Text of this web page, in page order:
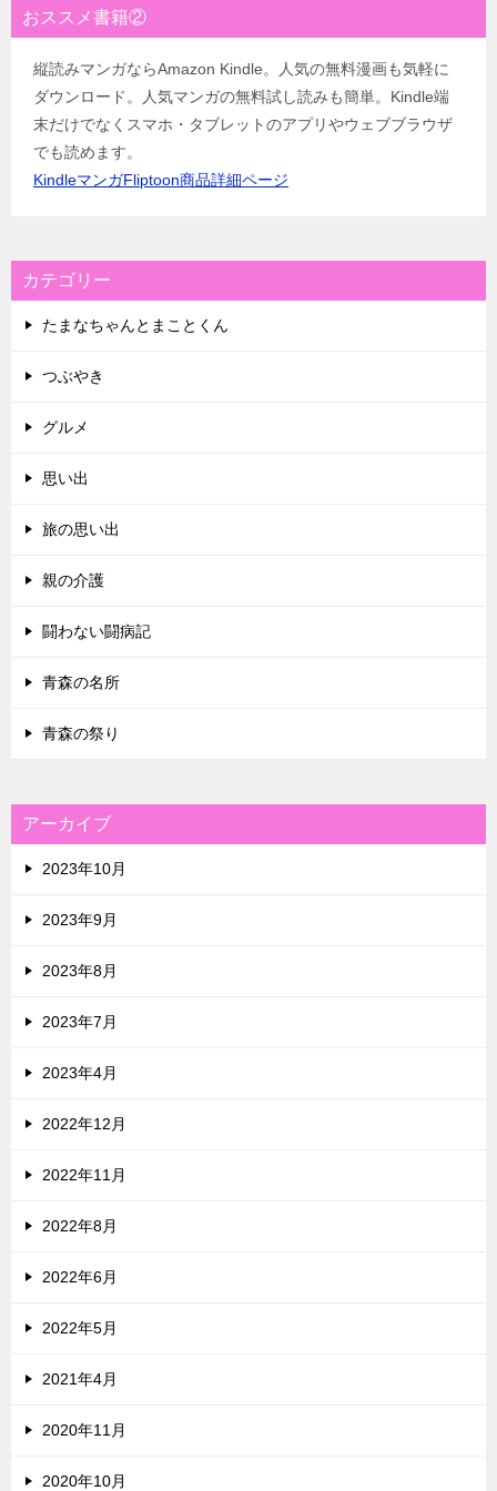
おススメ書籍②
縦読みマンガならAmazon Kindle。人気の無料漫画も気軽に
ダウンロード。人気マンガの無料試し読みも簡単。Kindle端
末だけでなくスマホ・タブレットのアプリやウェブブラウザ
でも読めます。
KindleマンガFliptoon商品詳細ページ
カテゴリー
たまなちゃんとまことくん
つぶやき
グルメ
思い出
旅の思い出
親の介護
闘わない闘病記
青森の名所
青森の祭り
アーカイブ
2023年10月
2023年9月
2023年8月
2023年7月
2023年4月
2022年12月
2022年11月
2022年8月
2022年6月
2022年5月
2021年4月
2020年11月
2020年10月